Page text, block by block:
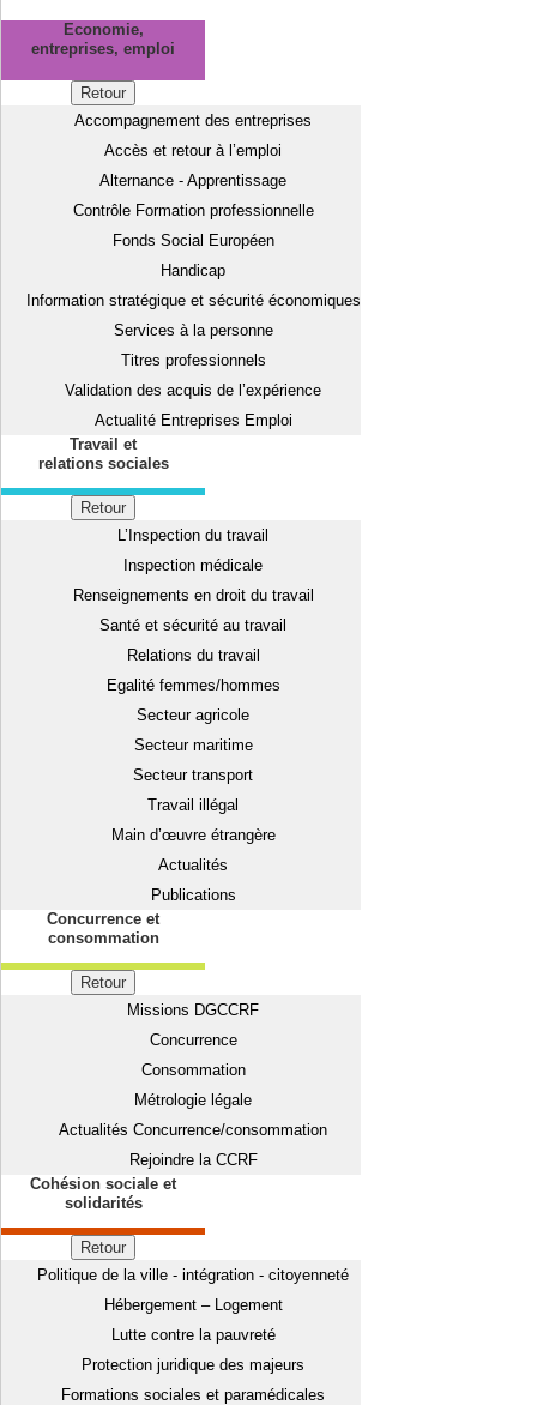
Economie,
entreprises, emploi
Retour
Accompagnement des entreprises
Accès et retour à l’emploi
Alternance - Apprentissage
Contrôle Formation professionnelle
Fonds Social Européen
Handicap
Information stratégique et sécurité économiques
Services à la personne
Titres professionnels
Validation des acquis de l’expérience
Actualité Entreprises Emploi
Travail et
relations sociales
Retour
L’Inspection du travail
Inspection médicale
Renseignements en droit du travail
Santé et sécurité au travail
Relations du travail
Egalité femmes/hommes
Secteur agricole
Secteur maritime
Secteur transport
Travail illégal
Main d’œuvre étrangère
Actualités
Publications
Concurrence et
consommation
Retour
Missions DGCCRF
Concurrence
Consommation
Métrologie légale
Actualités Concurrence/consommation
Rejoindre la CCRF
Cohésion sociale et
solidarités
Retour
Politique de la ville - intégration - citoyenneté
Hébergement – Logement
Lutte contre la pauvreté
Protection juridique des majeurs
Formations sociales et paramédicales